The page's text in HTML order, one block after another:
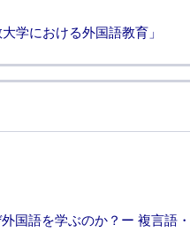
学における外国語教育」
国語を学ぶのか？ー 複言語